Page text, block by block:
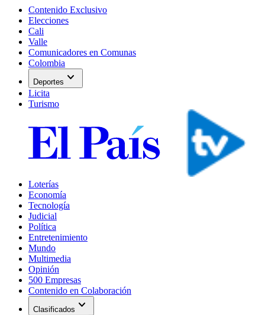
Contenido Exclusivo
Elecciones
Cali
Valle
Comunicadores en Comunas
Colombia
Deportes expand_more
Licita
Turismo
Loterías
Economía
Tecnología
Judicial
Política
Entretenimiento
Mundo
Multimedia
Opinión
500 Empresas
Contenido en Colaboración
Clasificados expand_more